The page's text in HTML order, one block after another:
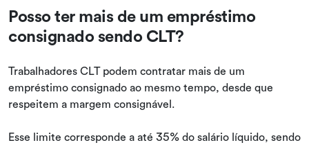
Posso ter mais de um empréstimo
consignado sendo CLT?
Trabalhadores CLT podem contratar mais de um
empréstimo consignado ao mesmo tempo, desde que
respeitem a margem consignável.
Esse limite corresponde a até 35% do salário líquido, sendo